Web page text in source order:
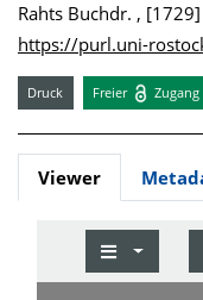
Rahts Buchdr. , [1729]
https://purl.uni-
Druck Freier Zugang
Viewer